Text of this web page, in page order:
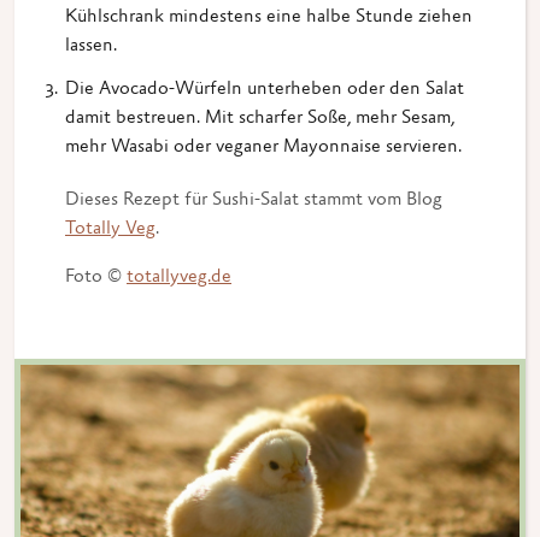
Kühlschrank mindestens eine halbe Stunde ziehen
lassen.
Die Avocado-Würfeln unterheben oder den Salat
damit bestreuen. Mit scharfer Soße, mehr Sesam,
mehr Wasabi oder veganer Mayonnaise servieren.
Dieses Rezept für Sushi-Salat stammt vom Blog
Totally Veg.
Foto © totallyveg.de